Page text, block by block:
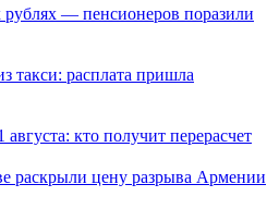
— пенсионеров поразили
такси: расплата пришла
кто получит перерасчет
раскрыли цену разрыва Армении